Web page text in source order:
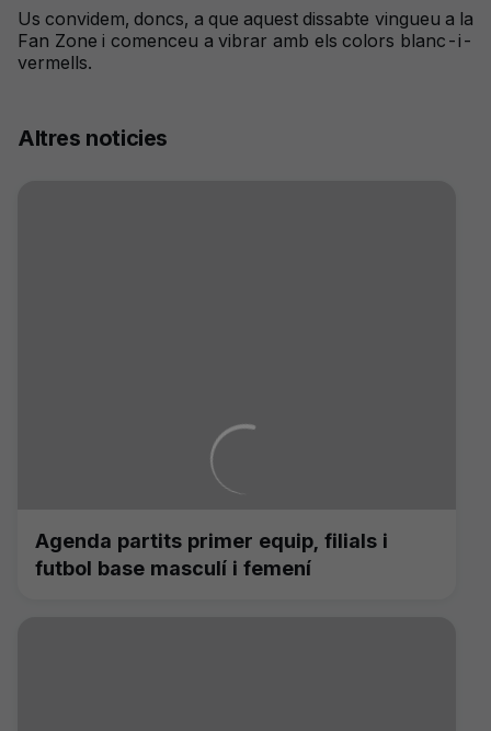
Us convidem, doncs, a que aquest dissabte vingueu a la
Fan Zone i comenceu a vibrar amb els colors blanc-i-
vermells.
Altres noticies
Agenda partits primer equip, filials i
futbol base masculí i femení